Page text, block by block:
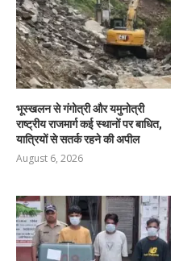
भूस्खलन से गंगोत्री और यमुनोत्री
राष्ट्रीय राजमार्ग कई स्थानों पर बाधित,
यात्रियों से सतर्क रहने की अपील
August 6, 2026